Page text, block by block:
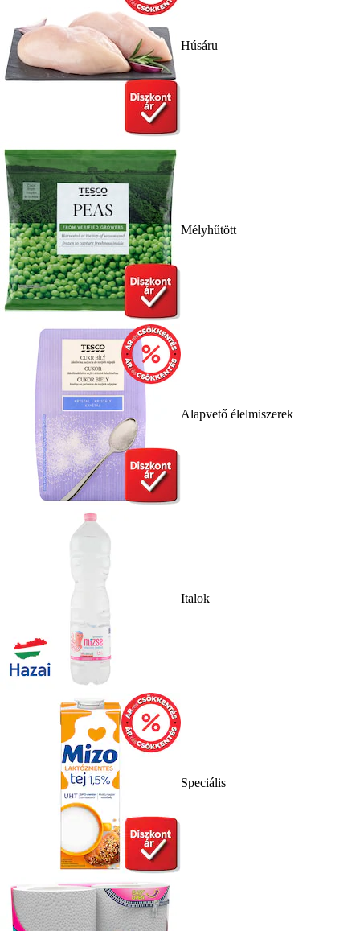
Húsáru
Mélyhűtött
Alapvető élelmiszerek
Italok
Speciális